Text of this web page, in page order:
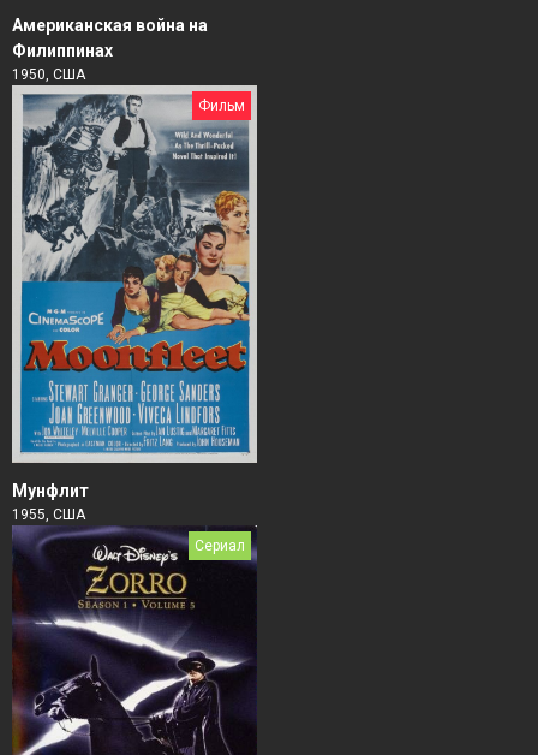
Американская война на
Филиппинах
1950, США
Фильм
Мунфлит
1955, США
Сериал